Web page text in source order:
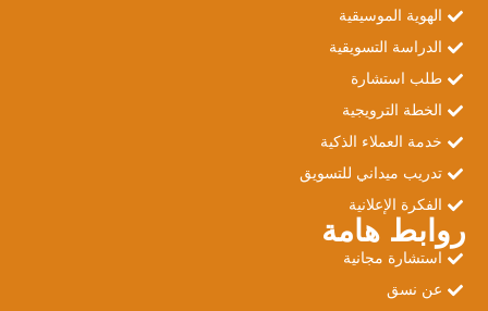
الهوية الموسيقية
الدراسة التسويقية
طلب استشارة
الخطة الترويجية
خدمة العملاء الذكية
تدريب ميداني للتسويق
الفكرة الإعلانية
روابط هامة
استشارة مجانية
عن نسق